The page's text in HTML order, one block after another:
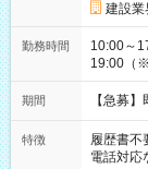
建設業
勤務時間
10:00～
19:00（※
期間 【急募
特徴 履歴書不
電話対応